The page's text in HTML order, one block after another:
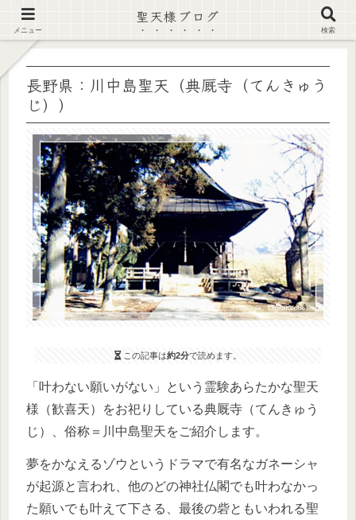
【注意喚起】偽サイト及び偽情報に注意 ▶確認する◀
長野県：川中島聖天（典厩寺（てんきゅう
じ））
この記事は約2分で読めます。
「叶わない願いがない」という霊験あらたかな聖天
様（歓喜天）をお祀りしている典厩寺（てんきゅう
じ）、俗称＝川中島聖天をご紹介します。
夢をかなえるゾウというドラマで有名なガネーシャ
が起源と言われ、他のどの神社仏閣でも叶わなかっ
た願いでも叶えて下さる、最後の砦ともいわれる聖
メニュー
聖天様ブログ
検索